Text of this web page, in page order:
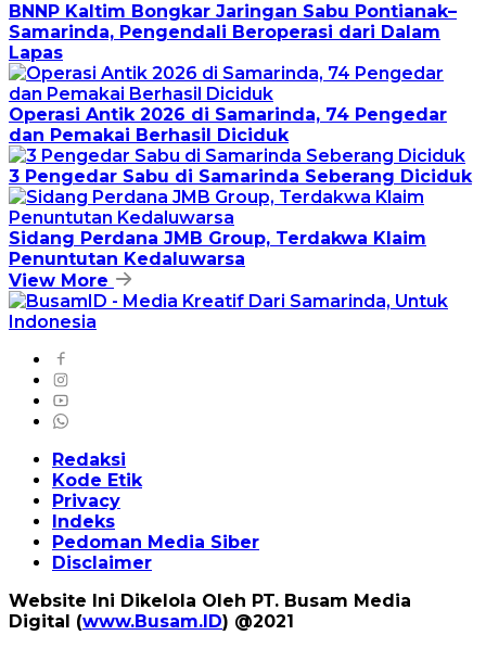
BNNP Kaltim Bongkar Jaringan Sabu Pontianak–
Samarinda, Pengendali Beroperasi dari Dalam
Lapas
Operasi Antik 2026 di Samarinda, 74 Pengedar
dan Pemakai Berhasil Diciduk
3 Pengedar Sabu di Samarinda Seberang Diciduk
Sidang Perdana JMB Group, Terdakwa Klaim
Penuntutan Kedaluwarsa
View More
Redaksi
Kode Etik
Privacy
Indeks
Pedoman Media Siber
Disclaimer
Website Ini Dikelola Oleh PT. Busam Media
Digital (www.Busam.ID) @2021